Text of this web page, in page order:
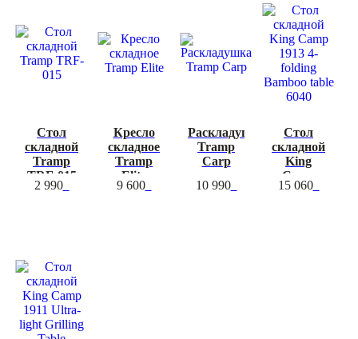
Стол
складной
Tramp
TRF-015
2 990
Кресло
складное
Tramp
Elite
9 600
Раскладушка
Tramp
Carp
10 990
Стол
складной
King
Camp
1913 4-
15 060